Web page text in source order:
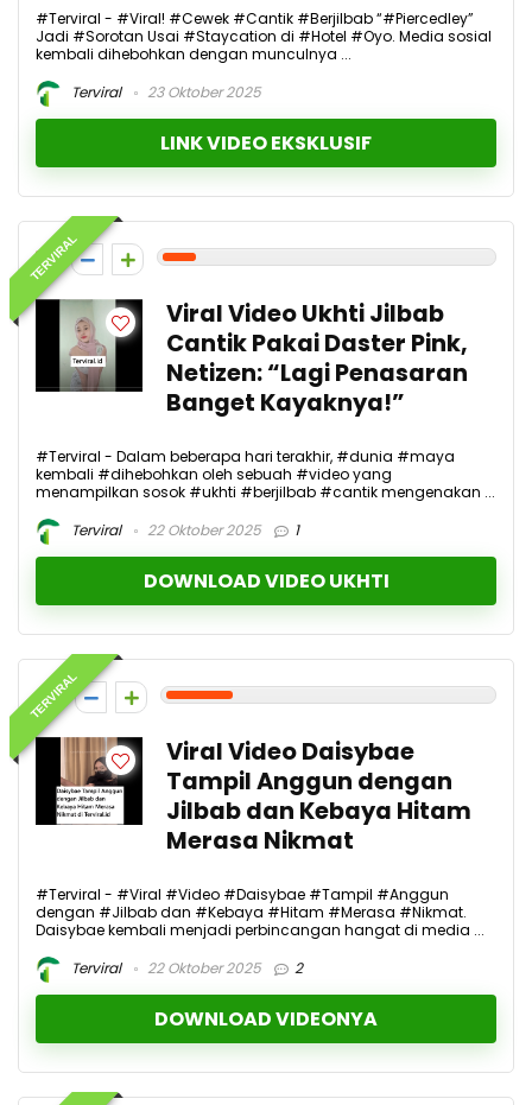
#Terviral - #Viral! #Cewek #Cantik #Berjilbab “#Piercedley”
Jadi #Sorotan Usai #Staycation di #Hotel #Oyo. Media sosial
kembali dihebohkan dengan munculnya ...
Terviral
23 Oktober 2025
LINK VIDEO EKSKLUSIF
TERVIRAL
1
Viral Video Ukhti Jilbab
Cantik Pakai Daster Pink,
Netizen: “Lagi Penasaran
Banget Kayaknya!”
#Terviral - Dalam beberapa hari terakhir, #dunia #maya
kembali #dihebohkan oleh sebuah #video yang
menampilkan sosok #ukhti #berjilbab #cantik mengenakan ...
Terviral
22 Oktober 2025 1
DOWNLOAD VIDEO UKHTI
TERVIRAL
2
Viral Video Daisybae
Tampil Anggun dengan
Jilbab dan Kebaya Hitam
Merasa Nikmat
#Terviral - #Viral #Video #Daisybae #Tampil #Anggun
dengan #Jilbab dan #Kebaya #Hitam #Merasa #Nikmat.
Daisybae kembali menjadi perbincangan hangat di media ...
Terviral
22 Oktober 2025 2
DOWNLOAD VIDEONYA